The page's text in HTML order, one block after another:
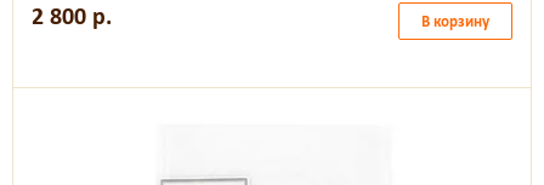
2 800 р. В корзину